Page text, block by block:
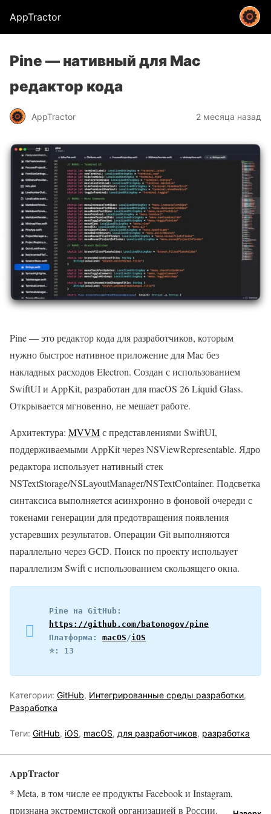
AppTractor
Pine — нативный для Mac
редактор кода
AppTractor 2 месяца назад
Pine — это редактор кода для разработчиков, которым
нужно быстрое нативное приложение для Mac без
накладных расходов Electron. Создан с использованием
SwiftUI и AppKit, разработан для macOS 26 Liquid Glass.
Открывается мгновенно, не мешает работе.
Архитектура: MVVMс представлениями SwiftUI,
поддерживаемыми AppKit через NSViewRepresentable. Ядро
редактора использует нативный стек
NSTextStorage/NSLayoutManager/NSTextContainer. Подсветка
синтаксиса выполняется асинхронно в фоновой очереди с
токенами генерации для предотвращения появления
устаревших результатов. Операции Git выполняются
параллельно через GCD. Поиск по проекту использует
параллелизм Swift с использованием скользящего окна.
https://github.com/batonogov/pine
Платформа: macOS /iOS
⭐️: 13
Категории: GitHub, Интегрированные среды разработки,
Разработка
Теги: GitHub, iOS, macOS, для разработчиков, разработка
AppTractor
* Meta, в том числе ее продукты Facebook и Instagram,
признана экстремистской организацией в России.